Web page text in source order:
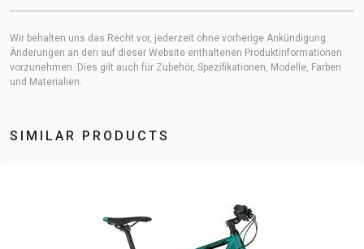
Wir behalten uns das Recht vor, jederzeit ohne vorherige Ankündigung
Änderungen an den auf dieser Website enthaltenen Produktinformationen
vorzunehmen. Dies gilt auch für Zubehör, Spezifikationen, Modelle, Farben
und Materialien.
SIMILAR PRODUCTS